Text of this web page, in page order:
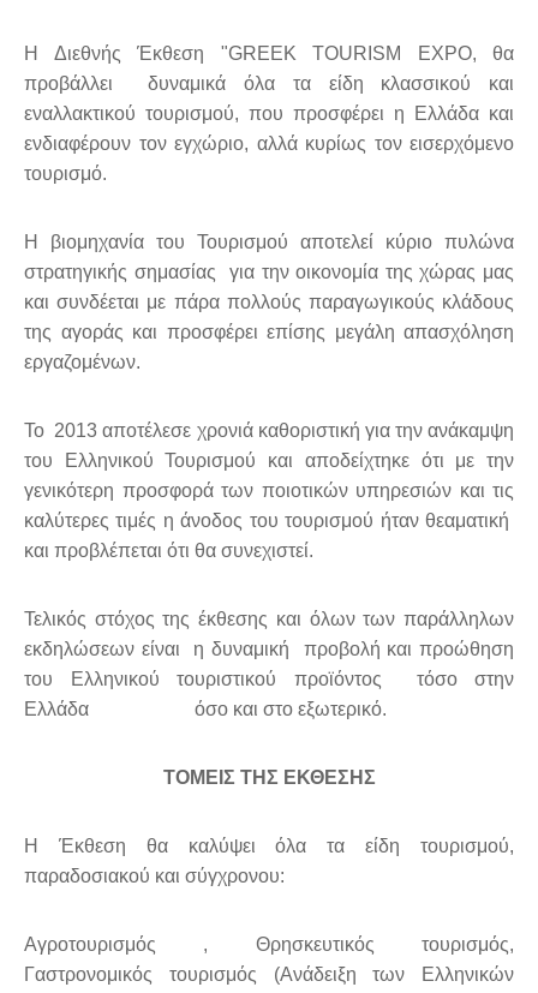
Η Διεθνής Έκθεση "GREEK TOURISΜ EXPO, θα
προβάλλει δυναμικά όλα τα είδη κλασσικού και
εναλλακτικού τουρισμού, που προσφέρει η Ελλάδα και
ενδιαφέρουν τον εγχώριο, αλλά κυρίως τον εισερχόμενο
τουρισμό.
Η βιομηχανία του Τουρισμού αποτελεί κύριο πυλώνα
στρατηγικής σημασίας για την οικονομία της χώρας μας
και συνδέεται με πάρα πολλούς παραγωγικούς κλάδους
της αγοράς και προσφέρει επίσης μεγάλη απασχόληση
εργαζομένων.
Το 2013 αποτέλεσε χρονιά καθοριστική για την ανάκαμψη
του Ελληνικού Τουρισμού και αποδείχτηκε ότι με την
γενικότερη προσφορά των ποιοτικών υπηρεσιών και τις
καλύτερες τιμές η άνοδος του τουρισμού ήταν θεαματική
και προβλέπεται ότι θα συνεχιστεί.
Τελικός στόχος της έκθεσης και όλων των παράλληλων
εκδηλώσεων είναι η δυναμική προβολή και προώθηση
του Ελληνικού τουριστικού προϊόντος τόσο στην
Ελλάδα όσο και στο εξωτερικό.
ΤΟΜΕΙΣ ΤΗΣ ΕΚΘΕΣΗΣ
Η Έκθεση θα καλύψει όλα τα είδη τουρισμού,
παραδοσιακού και σύγχρονου:
Αγροτουρισμός , Θρησκευτικός τουρισμός,
Γαστρονομικός τουρισμός (Ανάδειξη των Ελληνικών